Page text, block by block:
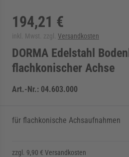
194,21 €
inkl. Mwst. zzgl. Versandkosten
DORMA Edelstahl
flachkonischer Achse
Art.-Nr.: 04.603.000
für flachkonische Achsaufnahmen
zzgl. 9,90 € Versandkosten